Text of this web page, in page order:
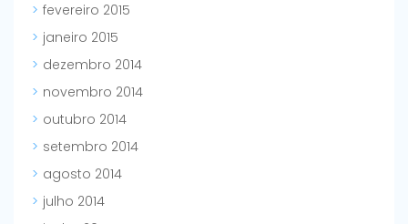
fevereiro 2015
janeiro 2015
dezembro 2014
novembro 2014
outubro 2014
setembro 2014
agosto 2014
julho 2014